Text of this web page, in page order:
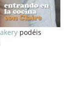
podéis